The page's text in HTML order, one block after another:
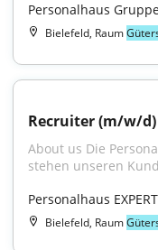
Personalhaus
Bielefeld, Raum
Recruiter (m/w/d)
About us Die
stehen unseren
Personalhaus EXPERT
Bielefeld, Raum